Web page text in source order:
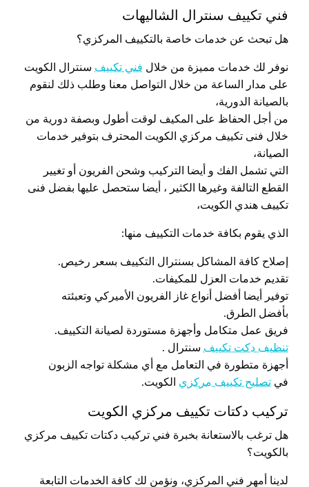
فني تكييف سنترال الشاليهات
هل تبحث عن خدمات خاصة بالتكييف المركزي؟
نوفر لك خدمات مميزة من خلال فني تكييف سنترال الكويت
على مدار الساعة من خلال التواصل معنا وطلب ذلك لنقوم
بالصيانة الدورية،
من أجل الحفاظ على المكيف لوقت أطول وبصفة دورية من
خلال فنى تكييف مركزي الكويت المحترف بتوفير خدمات
الصيانة،
التي تشمل الفك و أيضا التركيب وشحن الفريون أو تغيير
القطع التالفة وغيرها الكثير ، أيضا ستحصل عليها بفضل فنى
تكييف هندي الكويت،
الذي يقوم بكافة خدمات التكييف منها:
إصلاح كافة المشاكل بسنترال التكييف بسعر رخيص.
تقديم خدمات العزل للمكيفات.
توفير أيضا أفضل أنواع غاز الفريون الأميركي وتعبئته
بأفضل الطرق.
فريق عمل متكامل وأجهزة مستوردة لصيانة التكييف.
تنظيف دكت تكييف سنترال .
أجهزة متطورة في التعامل مع أي مشكلة تواجه الزبون
في تصليح تكييف مركزي الكويت.
تركيب دكتات تكييف مركزي الكويت
هل ترغب بالاستعانة بخبرة فني تركيب دكتات تكييف مركزي
بالكويت؟
لدينا أمهر فني المركزي، ونؤمن لك كافة الخدمات التابعة